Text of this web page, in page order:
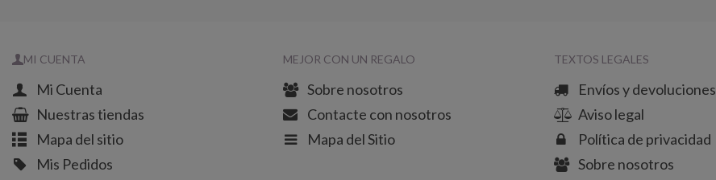
MI CUENTA
Mi Cuenta
Nuestras tiendas
Mapa del sitio
Mis Pedidos
MEJOR CON UN REGALO
Sobre nosotros
Contacte con nosotros
Mapa del Sitio
TEXTOS LEGALES
Envíos y devoluciones
Aviso legal
Política de privacidad
Sobre nosotros